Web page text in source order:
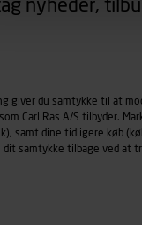
du befinder dig i.
på, sider/indhold der
mv.) samt de
endvidere til
nyheder,
giver du samtykke til at
Carl Ras A/S tilbyder.
samt dine tidligere køb
samtykke tilbage ved at